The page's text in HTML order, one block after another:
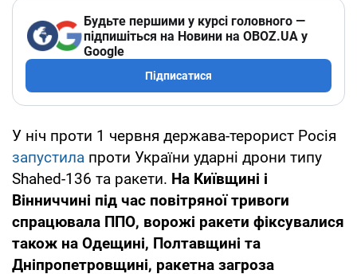
Будьте першими у курсі головного —
підпишіться на Новини на OBOZ.UA у
Google
Підписатися
У ніч проти 1 червня держава-терорист Росія
запустила проти України ударні дрони типу
Shahed-136 та ракети. На Київщині і
Вінниччині під час повітряної тривоги
спрацювала ППО, ворожі ракети фіксувалися
також на Одещині, Полтавщині та
Дніпропетровщині, ракетна загроза